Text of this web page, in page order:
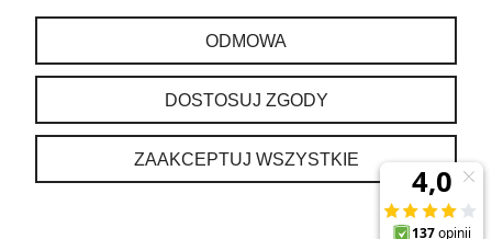
MOJE KONTO
O NAS
ODMOWA
DOSTOSUJ ZGODY
ZAAKCEPTUJ WSZYSTKIE